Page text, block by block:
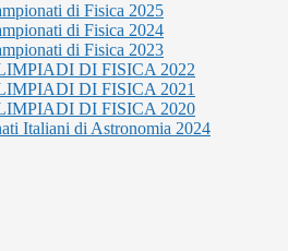
di Fisica 2025
di Fisica 2024
di Fisica 2023
DI FISICA 2022
DI FISICA 2021
DI FISICA 2020
Italiani di Astronomia 2024